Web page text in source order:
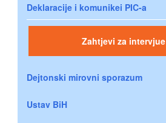
Deklaracije i komunikei PIC-a
Zahtjevi za intervjue
Dejtonski mirovni sporazum
Ustav BiH